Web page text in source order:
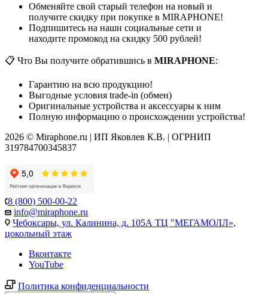
Обменяйте свой старый телефон на новый и
получите скидку при покупке в MIRAPHONE!
Подпишитесь на наши социальные сети и
находите промокод на скидку 500 рублей!
📋 Что Вы получите обратившись в MIRAPHONE:
Гарантию на всю продукцию!
Выгодные условия trade-in (обмен)
Оригинальные устройства и аксессуары к ним
Полную информацию о происхождении устройства!
2026 © Miraphone.ru | ИП Яковлев К.В. | ОГРНИП
319784700345837
8 (800) 500-00-22
info@miraphone.ru
Чебоксары, ул. Калинина, д. 105А ТЦ "МЕГАМОЛЛ»,
цокольный этаж
Вконтакте
YouTube
Политика конфиденциальности